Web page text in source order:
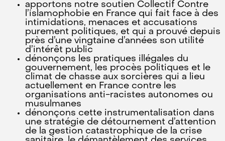
apportons notre soutien Collectif Contre
l’islamophobie en France qui fait face à des
intimidations, menaces et accusations
purement politiques, et qui a prouvé depuis
près d’une vingtaine d’années son utilité
d’intérêt public
dénonçons les pratiques illégales du
gouvernement, les procès politiques et le
climat de chasse aux sorcières qui a lieu
actuellement en France contre les
organisations anti-racistes autonomes ou
musulmanes
dénonçons cette instrumentalisation dans
une stratégie de détournement d’attention
de la gestion catastrophique de la crise